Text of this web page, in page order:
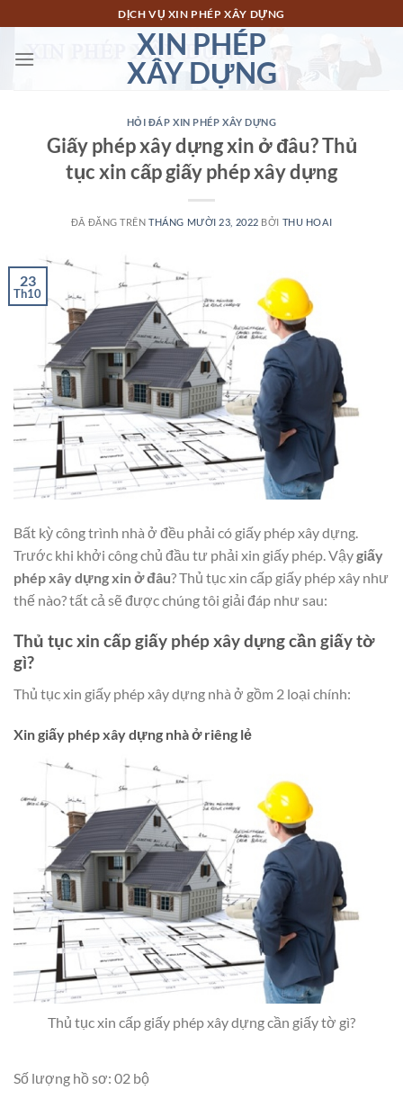
đến
nội
DỊCH VỤ XIN PHÉP XÂY DỰNG
XIN PHÉP
XÂY DỰNG
HỎI ĐÁP XIN PHÉP XÂY DỰNG
Giấy phép xây dựng xin ở đâu? Thủ
tục xin cấp giấy phép xây dựng
ĐÃ ĐĂNG TRÊNTHÁNG MƯỜI 23, 2022 BỞI THU HOAI
23
Th10
Bất kỳ công trình nhà ở đều phải có giấy phép xây dựng.
Trước khi khởi công chủ đầu tư phải xin giấy phép. Vậygiấy
phép xây dựng xin ở đâu? Thủ tục xin cấp giấy phép xây như
thế nào? tất cả sẽ được chúng tôi giải đáp như sau:
Thủ tục xin cấp giấy phép xây dựng cần giấy tờ
gì?
Thủ tục xin giấy phép xây dựng nhà ở gồm 2 loại chính:
Xin giấy phép xây dựng nhà ở riêng lẻ
Thủ tục xin cấp giấy phép xây dựng cần giấy tờ gì?
Số lượng hồ sơ: 02 bộ